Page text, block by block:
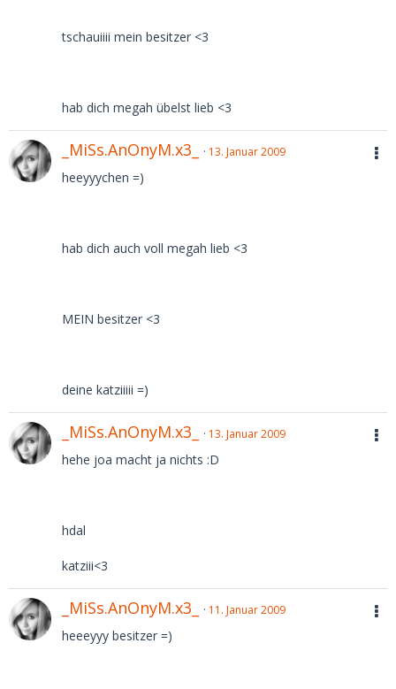
tschauiiii mein besitzer <3
hab dich megah übelst lieb <3
_MiSs.AnOnyM.x3_ 13. Januar 2009
heeyyychen =)
hab dich auch voll megah lieb <3
MEIN besitzer <3
deine katziiiii =)
_MiSs.AnOnyM.x3_ 13. Januar 2009
hehe joa macht ja nichts :D
hdal
katziii<3
_MiSs.AnOnyM.x3_ 11. Januar 2009
heeeyyy besitzer =)